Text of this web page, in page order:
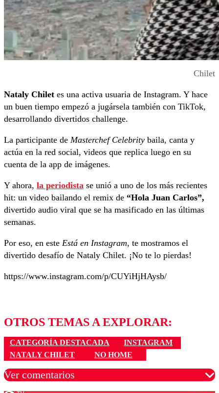
Chilet
Nataly Chilet es una activa usuaria de Instagram. Y hace
un buen tiempo empezó a jugársela también con TikTok,
desarrollando divertidos challenge.
La participante de Masterchef Celebrity baila, canta y
actúa en la red social, videos que replica luego en su
cuenta de la app de imágenes.
Y ahora, la periodista se unió a uno de los más recientes
hit: un video bailando el remix de “Hola Juan Carlos”,
divertido audio viral que se ha masificado en las últimas
semanas.
Por eso, en este Está en Instagram, te mostramos el
divertido desafío de Nataly Chilet. ¡No te lo pierdas!
https://www.instagram.com/p/CUYiHjHAysb/
OTROS TEMAS A EXPLORAR:
CATEGORÍA DESTACADA
INSTAGRAM
NATALY CHILET
NO HOME
Ver comentarios